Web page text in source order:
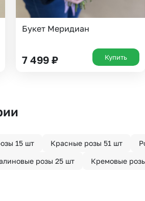
Букет Меридиан
7 499₽ Купить
15 шт Красные розы 51 шт
розы 25 шт Кремовые